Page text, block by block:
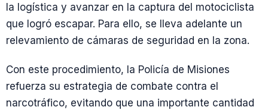
la logística y avanzar en la captura del motociclista
que logró escapar. Para ello, se lleva adelante un
relevamiento de cámaras de seguridad en la zona.
Con este procedimiento, la Policía de Misiones
refuerza su estrategia de combate contra el
narcotráfico, evitando que una importante cantidad